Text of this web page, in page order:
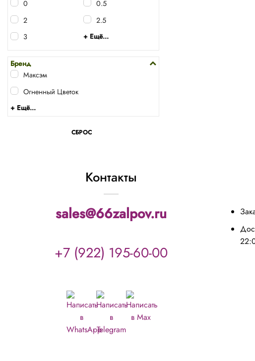
0
0.5
2
2.5
3
+ Ещё...
Бренд
Максэм
Огненный Цветок
+ Ещё...
СБРОС
Контакты
sales@66zalpov.ru
+7 (922) 195-60-00